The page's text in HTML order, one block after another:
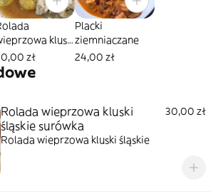
kluski
surówka
zł
Placki
ziemniaczane
24,00 zł
Rolada wieprzowa kluski
śląskie surówka
30,00 zł
Rolada wieprzowa kluski śląskie